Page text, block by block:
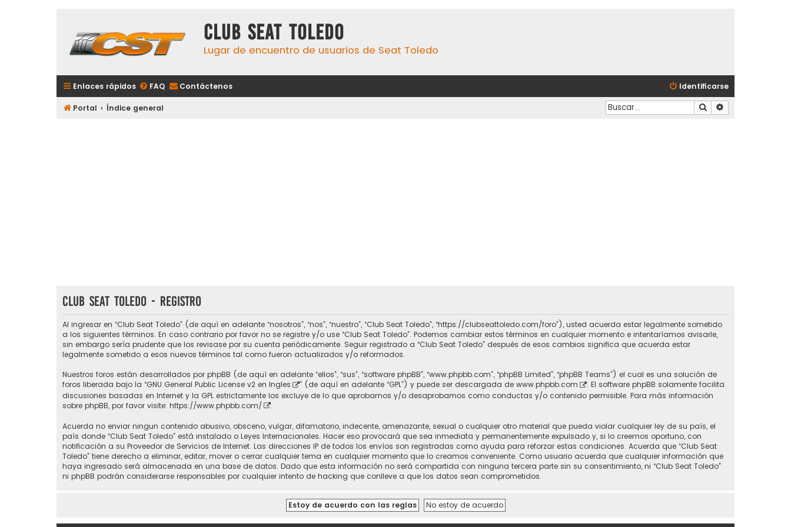
Club Seat Toledo
Lugar de encuentro de usuarios de Seat Toledo
Enlaces rápidos FAQ Contáctenos Identificarse
Portal Índice general Buscar
Club Seat Toledo - Registro
Al ingresar en “Club Seat Toledo” (de aquí en adelante “nosotros”, “nos”, “nuestro”, “Club Seat Toledo”, “https://clubseattoledo.com/foro”), usted acuerda estar legalmente sometido
a los siguientes términos. En caso contrario por favor no se registre y/o use “Club Seat Toledo”. Podemos cambiar estos términos en cualquier momento e intentaríamos avisarle,
sin embargo sería prudente que los revisase por su cuenta periódicamente. Seguir registrado a “Club Seat Toledo” después de esos cambios significa que acuerda estar
legalmente sometido a esos nuevos términos tal como fueron actualizados y/o reformados.
Nuestros foros están desarrollados por phpBB (de aquí en adelante “ellos”, “sus”, “software phpBB”, “www.phpbb.com”, “phpBB Limited”, “phpBB Teams”) el cual es una solución de
foros liberada bajo la “GNU General Public License v2 en Ingles ” (de aquí en adelante “GPL”) y puede ser descargada de www.phpbb.com
. El software phpBB solamente facilita
discusiones basadas en Internet y la GPL estrictamente los excluye de lo que aprobamos y/o desaprobamos como conductas y/o contenido permisible. Para más información
sobre phpBB, por favor visite: https://www.phpbb.com/ .
Acuerda no enviar ningun contenido abusivo, obsceno, vulgar, difamatorio, indecente, amenazante, sexual o cualquier otro material que pueda violar cualquier ley de su país, el
país donde “Club Seat Toledo” está instalado o Leyes Internacionales. Hacer eso provocará que sea inmediata y permanentemente expulsado y, si lo creemos oportuno, con
notificación a su Proveedor de Servicios de Internet. Las direcciones IP de todos los envíos son registradas como ayuda para reforzar estas condiciones. Acuerda que “Club Seat
Toledo” tiene derecho a eliminar, editar, mover o cerrar cualquier tema en cualquier momento que lo creamos conveniente. Como usuario acuerda que cualquier información que
haya ingresado será almacenada en una base de datos. Dado que esta información no será compartida con ninguna tercera parte sin su consentimiento, ni “Club Seat Toledo”
ni phpBB podrán considerarse responsables por cualquier intento de hacking que conlleve a que los datos sean comprometidos.